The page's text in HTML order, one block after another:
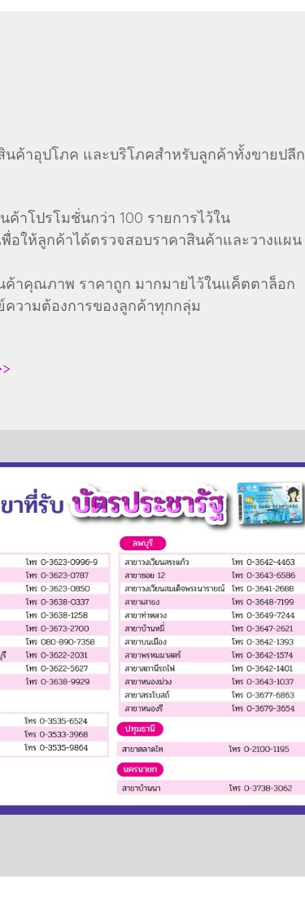
นค้าอุปโภค และบริโภคสำหรับลูกค้าทั้งขายปลีก
ค้าโปรโมชั่นกว่า 100 รายการไว้ใน
พื่อให้ลูกค้าได้ตรวจสอบราคาสินค้าและวางแผน
ค้าคุณภาพ ราคาถูก มากมายไว้ในแค็ตตาล็อก
ความต้องการของลูกค้าทุกกลุ่ม